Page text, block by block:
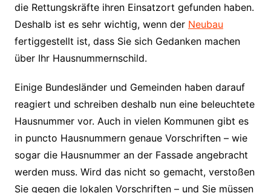
die Rettungskräfte ihren Einsatzort gefunden haben.
Deshalb ist es sehr wichtig, wenn der Neubau
fertiggestellt ist, dass Sie sich Gedanken machen
über Ihr Hausnummernschild.
Einige Bundesländer und Gemeinden haben darauf
reagiert und schreiben deshalb nun eine beleuchtete
Hausnummer vor. Auch in vielen Kommunen gibt es
in puncto Hausnummern genaue Vorschriften – wie
sogar die Hausnummer an der Fassade angebracht
werden muss. Wird das nicht so gemacht, verstoßen
Sie gegen die lokalen Vorschriften – und Sie müssen